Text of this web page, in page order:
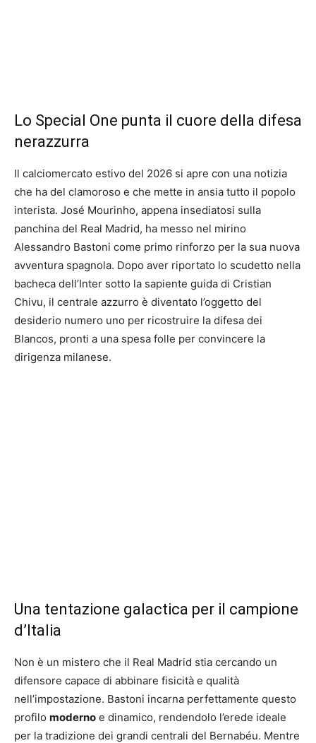
Lo Special One punta il cuore della difesa
nerazzurra
Il calciomercato estivo del 2026 si apre con una notizia
che ha del clamoroso e che mette in ansia tutto il popolo
interista. José Mourinho, appena insediatosi sulla
panchina del Real Madrid, ha messo nel mirino
Alessandro Bastoni come primo rinforzo per la sua nuova
avventura spagnola. Dopo aver riportato lo scudetto nella
bacheca dell’Inter sotto la sapiente guida di Cristian
Chivu, il centrale azzurro è diventato l’oggetto del
desiderio numero uno per ricostruire la difesa dei
Blancos, pronti a una spesa folle per convincere la
dirigenza milanese.
Una tentazione galactica per il campione
d’Italia
Non è un mistero che il Real Madrid stia cercando un
difensore capace di abbinare fisicità e qualità
nell’impostazione. Bastoni incarna perfettamente questo
profilo moderno e dinamico, rendendolo l’erede ideale
per la tradizione dei grandi centrali del Bernabéu. Mentre